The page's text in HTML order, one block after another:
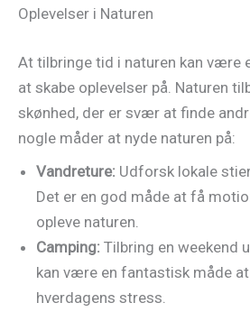
Oplevelser i Naturen
At tilbringe tid i naturen kan være
at skabe oplevelser på. Naturen
skønhed, der er svær at finde
nogle måder at nyde naturen på:
Vandreture: Udforsk lokale
Det er en god måde at få
opleve naturen.
Camping: Tilbring en weekend
kan være en fantastisk måde
hverdagens stress.